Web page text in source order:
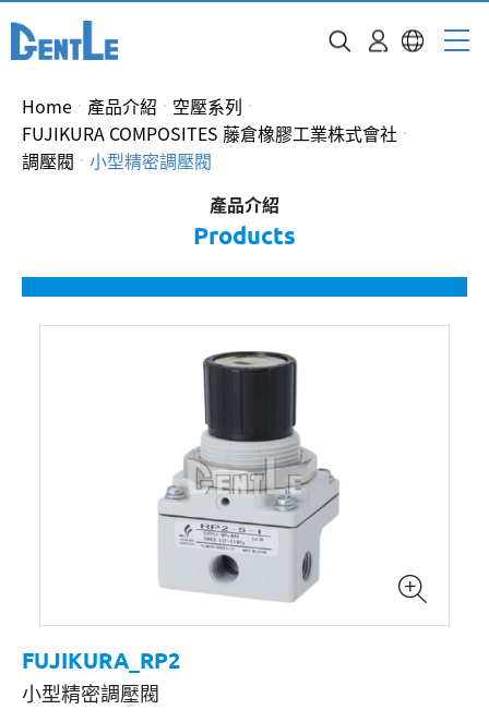
Home 產品介紹
空壓系列
FUJIKURA COMPOSITES 藤倉橡膠工業株式會社
調壓閥
小型精密調壓閥
產品介紹
Products
FUJIKURA_RP2
小型精密調壓閥